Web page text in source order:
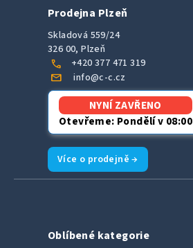
Prodejna Plzeň
Skladová 559/24
326 00, Plzeň
call +420 377 471 319
mail info@c-c.cz
NYNÍ ZAVŘENO
Otevřeme: Pondělí v 08:00
Více o prodejně →
Oblíbené kategorie